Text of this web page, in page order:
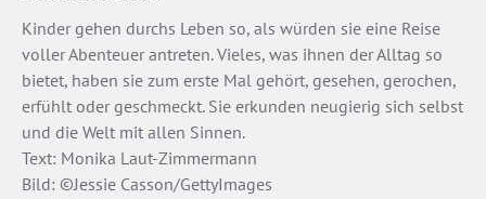
Kinder gehen durchs Leben so, als würden sie eine Reise
voller Abenteuer antreten. Vieles, was ihnen der Alltag so
bietet, haben sie zum erste Mal gehört, gesehen, gerochen,
erfühlt oder geschmeckt. Sie erkunden neugierig sich selbst
und die Welt mit allen Sinnen.
Text: Monika Laut-Zimmermann
Bild: ©Jessie Casson/GettyImages